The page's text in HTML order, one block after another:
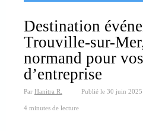
Destination
Trouville-sur-
normand pour
d’entreprise
Par Hanitra R. Publié le 30 juin 2025
4 minutes de lecture